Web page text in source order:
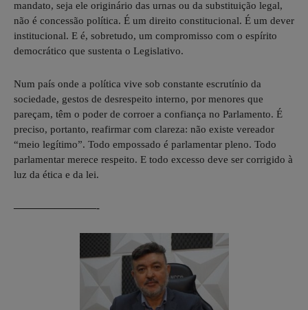
mandato, seja ele originário das urnas ou da substituição legal,
não é concessão política. É um direito constitucional. É um dever
institucional. E é, sobretudo, um compromisso com o espírito
democrático que sustenta o Legislativo.
Num país onde a política vive sob constante escrutínio da
sociedade, gestos de desrespeito interno, por menores que
pareçam, têm o poder de corroer a confiança no Parlamento. É
preciso, portanto, reafirmar com clareza: não existe vereador
“meio legítimo”. Todo empossado é parlamentar pleno. Todo
parlamentar merece respeito. E todo excesso deve ser corrigido à
luz da ética e da lei.
————————-